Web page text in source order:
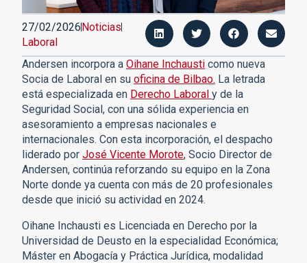
27/02/2026Noticias
Laboral
Andersen incorpora a Oihane Inchausti como nueva
Socia de Laboral en su oficina de Bilbao. La letrada
está especializada en Derecho Laboral y de la
Seguridad Social, con una sólida experiencia en
asesoramiento a empresas nacionales e
internacionales. Con esta incorporación, el despacho
liderado por José Vicente Morote, Socio Director de
Andersen, continúa reforzando su equipo en la Zona
Norte donde ya cuenta con más de 20 profesionales
desde que inició su actividad en 2024.
Oihane Inchausti es Licenciada en Derecho por la
Universidad de Deusto en la especialidad Económica;
Máster en Abogacía y Práctica Jurídica, modalidad